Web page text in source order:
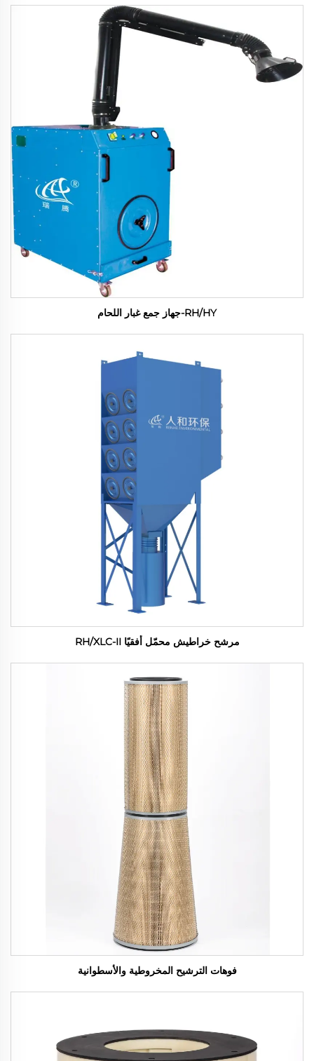
RH/HY-جهاز جمع غبار اللحام
مرشح خراطيش محمّل أفقيًا RH/XLC-II
فوهات الترشيح المخروطية والأسطوانية